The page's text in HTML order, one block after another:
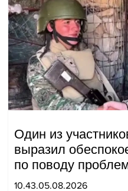
Один из
выразил
по поводу
одном из постов в
10.43.05.08.2026